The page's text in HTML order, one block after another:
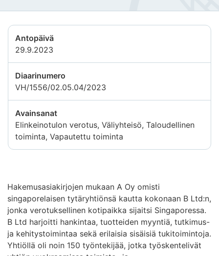
Antopäivä
29.9.2023
Diaarinumero
VH/1556/02.05.04/2023
Avainsanat
Elinkeinotulon verotus, Väliyhteisö, Taloudellinen
toiminta, Vapautettu toiminta
Hakemusasiakirjojen mukaan A Oy omisti
singaporelaisen tytäryhtiönsä kautta kokonaan B Ltd:n,
jonka verotuksellinen kotipaikka sijaitsi Singaporessa.
B Ltd harjoitti hankintaa, tuotteiden myyntiä, tutkimus-
ja kehitystoimintaa sekä erilaisia sisäisiä tukitoimintoja.
Yhtiöllä oli noin 150 työntekijää, jotka työskentelivät